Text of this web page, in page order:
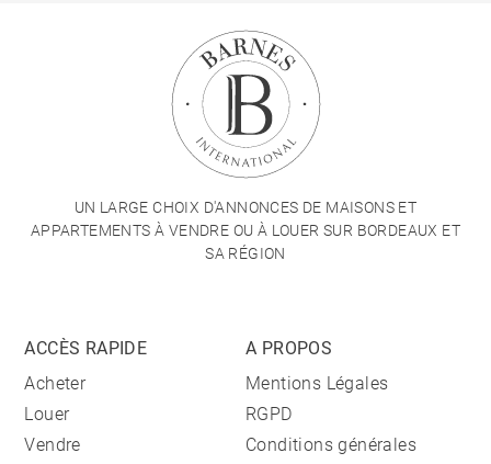
UN LARGE CHOIX D'ANNONCES DE MAISONS ET
APPARTEMENTS À VENDRE OU À LOUER SUR BORDEAUX ET
SA RÉGION
ACCÈS RAPIDE
Acheter
Louer
Vendre
A PROPOS
Mentions Légales
RGPD
Conditions générales